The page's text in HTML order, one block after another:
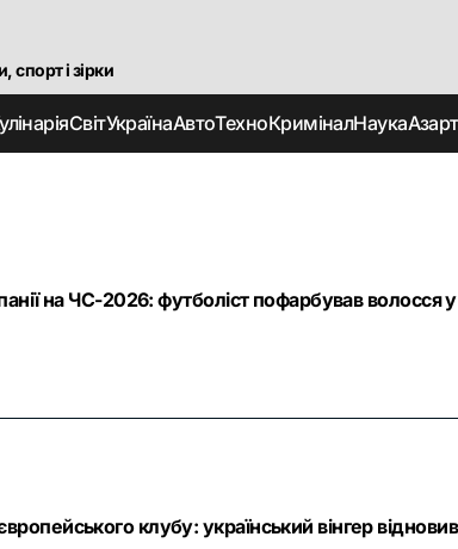
спорт і зірки
СвітУкраїнаАвтоТехноКриміналНаукаАзарт
на ЧС-2026: футболіст пофарбував волосся
клубу: український вінгер